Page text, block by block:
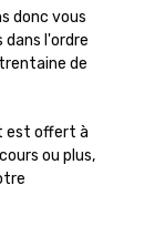
donc vous
dans l'ordre
de
est offert à
ou plus,